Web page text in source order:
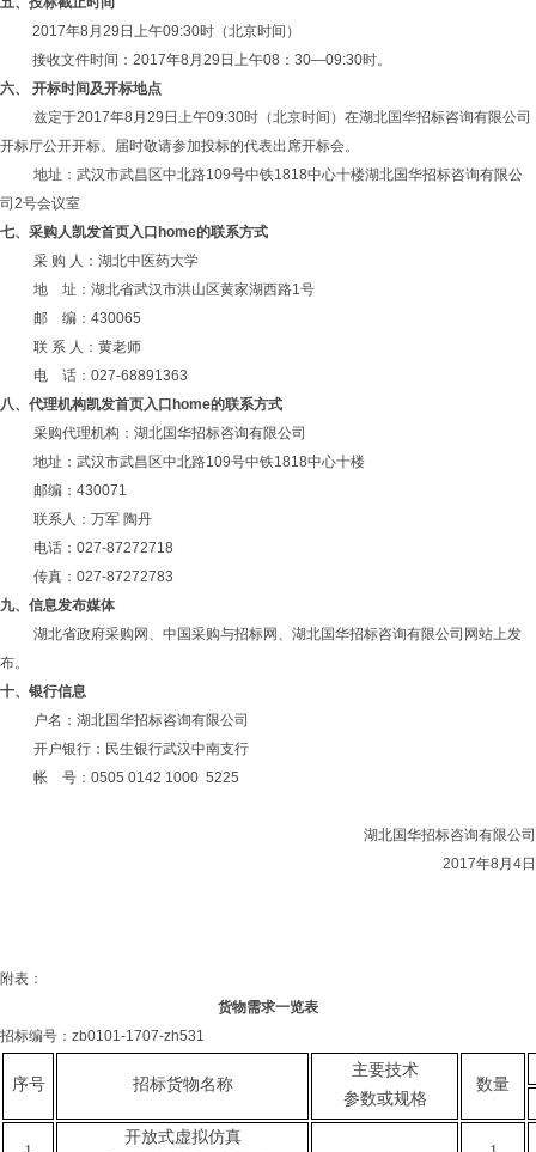
2017年8月29日上午09:30时（北京时间）
接收文件时间：2017年8月29日上午08：30—09:30时。
六、 开标时间及开标地点
兹定于2017年8月29日 上午09:30时（北京时间）在湖北国华招标咨询有限公司
开标厅公开开标。届时敬请参加投标的代表出席开标会。
地址：武汉市武昌区中北路109号中铁1818中心十楼湖北国华招标咨询有限公
司2号会议室
七、采购人凯发首页入口home的联系方式
采 购 人：湖北中医药大学
地
址：湖北省武汉市洪山区黄家湖西路1号
邮
编： 430065
联 系 人：黄老师
电
话： 027-68891363
八、代理机构凯发首页入口home的联系方式
采购代理机构：湖北国华招标咨询有限公司
地址：武汉市武昌区中北路109号中铁1818中心十楼
邮编：430071
联系人：万军 陶丹
电话：027-87272718
传真：027-87272783
九、信息发布媒体
湖北省政府采购网、中国采购与招标网、湖北国华招标咨询有限公司网站上发
布。
十、 银行信息
户名：湖北国华招标咨询有限公司
开户银行：民生银行武汉中南支行
帐
号： 0505 0142 1000 5225
湖北国华招标咨询有限公司
2017年8月4日
附表：
货物需求一览表
招标编号： zb0101-1707-zh531
序号 招标货物名称
主要技术
参数或规格
数量
开放式虚拟仿真